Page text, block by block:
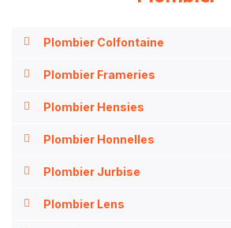
Plombier Colfontaine
Plombier Frameries
Plombier Hensies
Plombier Honnelles
Plombier Jurbise
Plombier Lens